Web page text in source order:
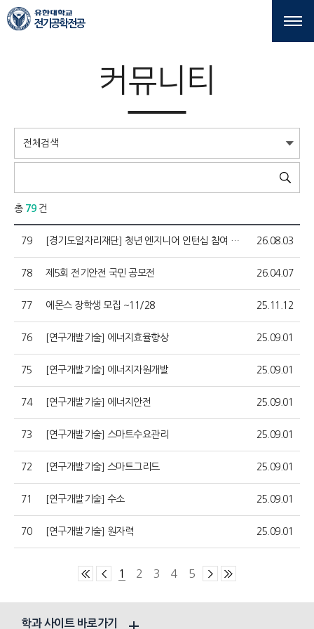
본문 바로가기 주메뉴 바로가기
전기공학전공
커뮤니티
총 79건
79 [경기도일자리재단] 청년 엔지니어 인턴십 참여 학생 모집 26.08.03
78 제5회 전기안전 국민 공모전 26.04.07
77 에몬스 장학생 모집 ~11/28 25.11.12
76 [연구개발기술] 에너지효율향상 25.09.01
75 [연구개발기술] 에너지자원개발 25.09.01
74 [연구개발기술] 에너지안전 25.09.01
73 [연구개발기술] 스마트수요관리 25.09.01
72 [연구개발기술] 스마트그리드 25.09.01
71 [연구개발기술] 수소 25.09.01
70 [연구개발기술] 원자력 25.09.01
1 2 3 4 5
학과 사이트 바로가기